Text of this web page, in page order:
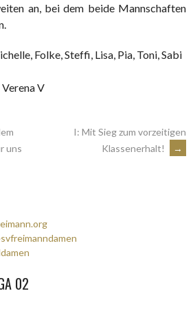
an, bei dem beide Mannschaften
Folke, Steffi, Lisa, Pia, Toni, Sabi
V
uns
I: Mit Sieg zum vorzeitigen
Klassenerhalt!
→
02